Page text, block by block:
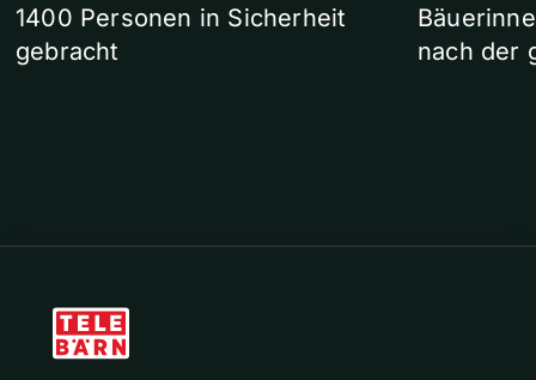
1400 Personen in Sicherheit
gebracht
nach der